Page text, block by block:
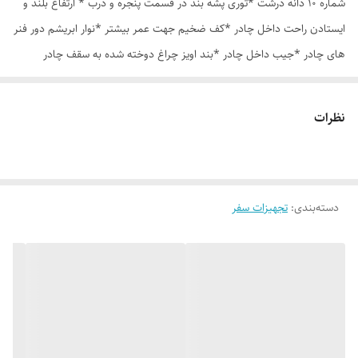
ایستادن راحت داخل چادر *کف ضخیم جهت عمر بیشتر *نوار ابریشم دور فنر
های چادر *جیب داخل چادر *بند اویز چراغ دوخته شده به سقف چادر
نظرات
دسته‌بندی: تجهیزات سفر